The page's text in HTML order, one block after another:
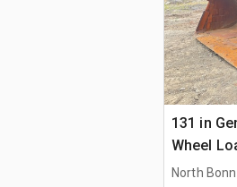
131 in
Wheel
CAT
North